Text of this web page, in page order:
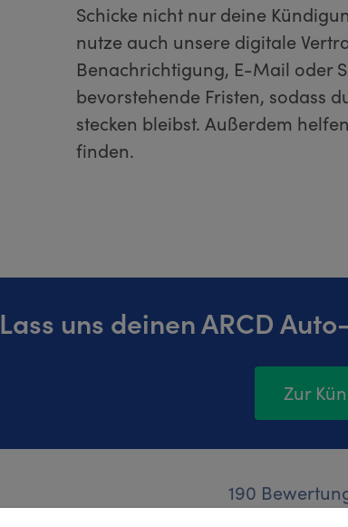
Schicke nicht nur deine
nutze auch unsere digitale
Benachrichtigung, E-Mail oder
bevorstehende Fristen, sodass
stecken bleibst. Außerdem
finden.
Lass uns deinen ARCD
Zur
190